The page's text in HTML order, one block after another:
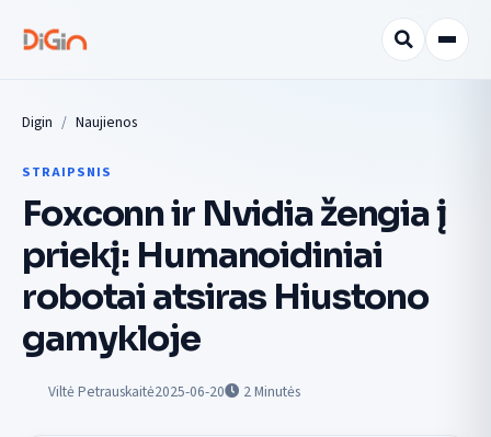
Digin Naujienos
STRAIPSNIS
Foxconn ir Nvidia žengia į
priekį: Humanoidiniai
robotai atsiras Hiustono
gamykloje
Viltė Petrauskaitė2025-06-20 2Minutės